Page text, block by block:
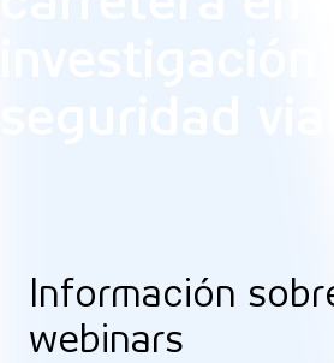
Información
webinars